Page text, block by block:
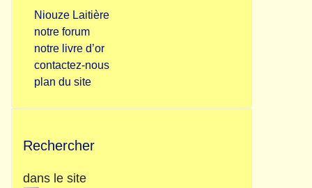
Niouze Laitière
notre forum
notre livre d’or
contactez-nous
plan du site
Rechercher
dans le site